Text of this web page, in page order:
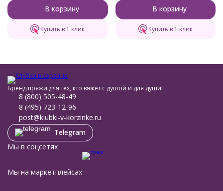
В корзину
Купить в 1 клик
В корзину
Купить в 1 клик
Бренд пряжи для тех, кто вяжет с душой и для души!
8 (800) 505-48-49
8 (495) 723-12-96
post@klubki-v-korzinke.ru
Telegram
Мы в соцсетях
Мы на маркетплейсах